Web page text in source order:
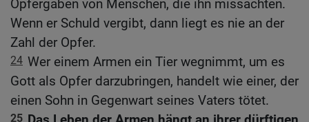
Opfergaben von Menschen, die ihn missachten.
Wenn er Schuld vergibt, dann liegt es nie an der
Zahl der Opfer.
24 Wer einem Armen ein Tier wegnimmt, um es
Gott als Opfer darzubringen, handelt wie einer, der
einen Sohn in Gegenwart seines Vaters tötet.
25